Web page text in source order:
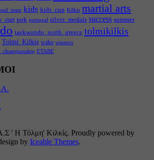
kids kids_cup Kilkis martial arts
pok portugal silver_medals success summer
taekwondo_north_greece tolmikilkis
Tolmi_Kilkis wako winners
ΕΤΑΒΕ
' Η Τόλμη' Κιλκίς. Proudly powered by
by Iceable Themes.